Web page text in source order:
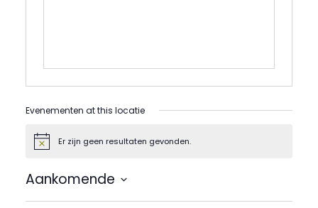
Evenementen at this locatie
BerichtEr zijn geen resultaten gevonden.
Aankomende